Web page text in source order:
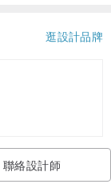
逛設計品牌
聯絡設計師